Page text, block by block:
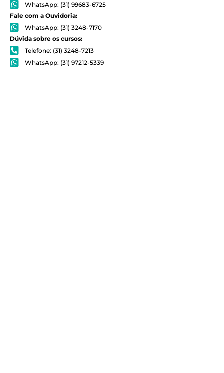
WhatsApp: (31) 99683-6725
Fale com a Ouvidoria:
WhatsApp: (31) 3248-7170
Dúvida sobre os cursos:
Telefone: (31) 3248-7213
WhatsApp: (31) 97212-5339